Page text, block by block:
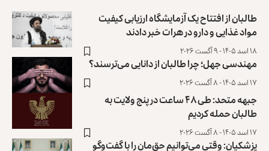
طالبان از افتتاح یک آزمایشگاه ارزیابی کیفیت
مواد غذایی و دارو در هرات خبر دادند
۱۸ اسد ۱۴۰۵ - ۹ آگست ۲۰۲۶
مهندسی جهل؛ چرا طالبان از دانایی می‌ترسند؟
۱۷ اسد ۱۴۰۵ - ۸ آگست ۲۰۲۶
جبهه متحد: طی ۴۸ ساعت در پنج ولایت به
طالبان حمله کردیم
۱۷ اسد ۱۴۰۵ - ۸ آگست ۲۰۲۶
پزشکیان: وقتی می‌توانیم حق‌مان را با گفت‌وگو